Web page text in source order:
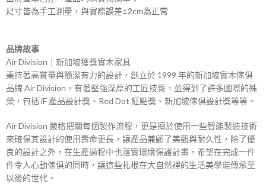
尺寸皆為手工測量，與實際誤差±2cm為正常
品牌故事
Air Division｜新加坡獲獎實木家具
秉持著高質量與簡潔有力的設計，創立於 1999 年的新加坡實木傢俱
品牌 Air Division，有著堅強深厚的工匠技藝，並得到了許多國際的殊
榮，包括 iF 產品設計獎、Red Dot 紅點獎、新加坡傢俱設計獎等等。
Air Division 嚴格把關每個製作流程，更是擅於使用一些智能製造技術
來確保其設計的使用壽命更長，讓產品兼顧了美觀與耐久性，除了優
良的設計之外，在生產過程中也落實環境保護計畫，希望在完成一件
件令人心動傢俱的同時，讓這些扎根在大自然裡的生活美學能傳承至
以後的世代。